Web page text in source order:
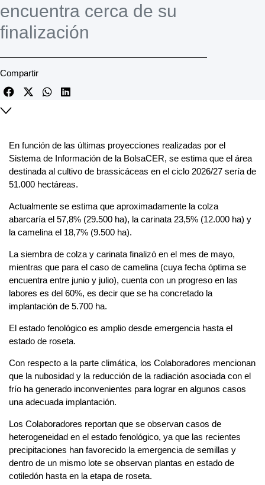
encuentra cerca de su
finalización
Compartir
En función de las últimas proyecciones realizadas por el
Sistema de Información de la BolsaCER, se estima que el área
destinada al cultivo de brassicáceas en el ciclo 2026/27 sería de
51.000 hectáreas.
Actualmente se estima que aproximadamente la colza
abarcaría el 57,8% (29.500 ha), la carinata 23,5% (12.000 ha) y
la camelina el 18,7% (9.500 ha).
La siembra de colza y carinata finalizó en el mes de mayo,
mientras que para el caso de camelina (cuya fecha óptima se
encuentra entre junio y julio), cuenta con un progreso en las
labores es del 60%, es decir que se ha concretado la
implantación de 5.700 ha.
El estado fenológico es amplio desde emergencia hasta el
estado de roseta.
Con respecto a la parte climática, los Colaboradores mencionan
que la nubosidad y la reducción de la radiación asociada con el
frío ha generado inconvenientes para lograr en algunos casos
una adecuada implantación.
Los Colaboradores reportan que se observan casos de
heterogeneidad en el estado fenológico, ya que las recientes
precipitaciones han favorecido la emergencia de semillas y
dentro de un mismo lote se observan plantas en estado de
cotiledón hasta en la etapa de roseta.